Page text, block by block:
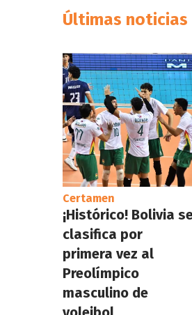
Últimas noticias
Certamen
¡Histórico! Bolivia
clasifica por
primera vez al
Preolímpico
masculino de